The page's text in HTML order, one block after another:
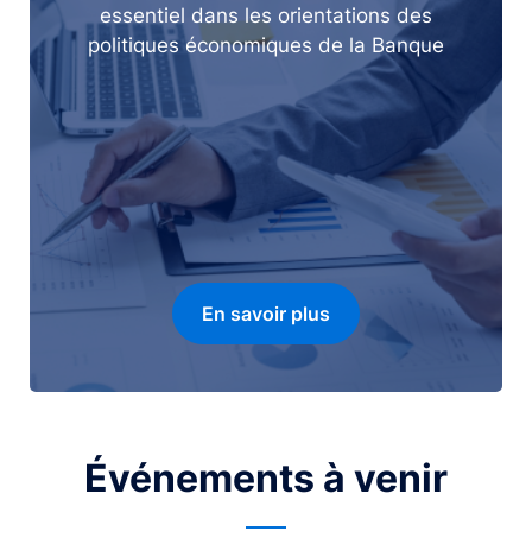
essentiel dans les orientations des
politiques économiques de la Banque
En savoir plus
Événements à venir